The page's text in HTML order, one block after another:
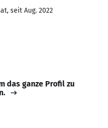
seit Aug. 2022
das ganze Profil zu